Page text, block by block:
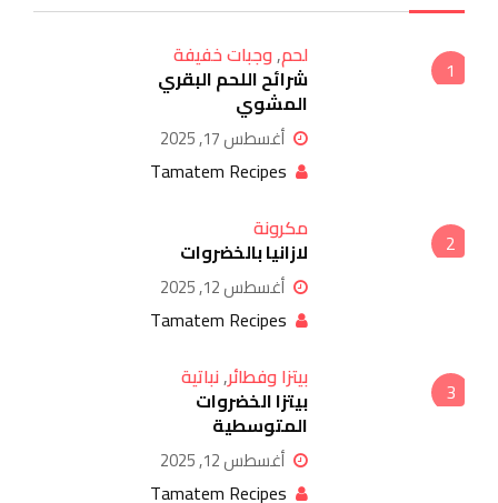
لحم,وجبات خفيفة
شرائح اللحم البقري
المشوي
أغسطس 17, 2025
Tamatem Recipes
مكرونة
لازانيا بالخضروات
أغسطس 12, 2025
Tamatem Recipes
بيتزا وفطائر,نباتية
بيتزا الخضروات
المتوسطية
أغسطس 12, 2025
Tamatem Recipes